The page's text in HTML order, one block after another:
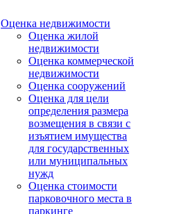
Оценка недвижимости
Оценка жилой
недвижимости
Оценка коммерческой
недвижимости
Оценка сооружений
Оценка для цели
определения размера
возмещения в связи с
изъятием имущества
для государственных
или муниципальных
нужд
Оценка стоимости
парковочного места в
паркинге